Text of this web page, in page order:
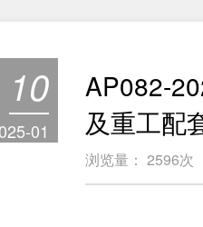
10
01
AP082-
及重工配
浏览量： 2596次